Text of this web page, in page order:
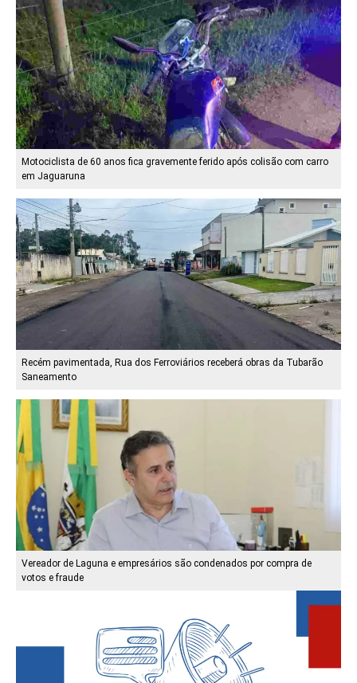
Motociclista de 60 anos fica gravemente ferido após colisão com carro
em Jaguaruna
Recém pavimentada, Rua dos Ferroviários receberá obras da Tubarão
Saneamento
Vereador de Laguna e empresários são condenados por compra de
votos e fraude